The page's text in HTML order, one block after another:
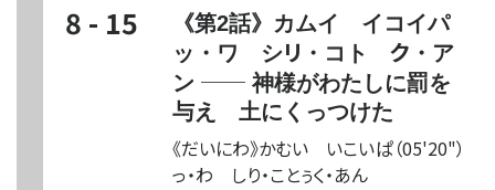
8 - 15
《第2話》カムイ イコイパ
ッ・ワ シリ ・コト゚ ク ・ア
ン ── 神様がわたしに罰を
与え 土にくっつけた
（05'20"）
《だいにわ》かむい いこいぱ
っ・わ しり・ことぅく・あん